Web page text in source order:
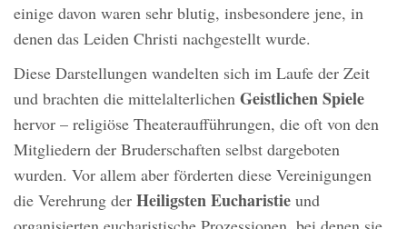
einige davon waren sehr blutig, insbesondere jene, in
denen das Leiden Christi nachgestellt wurde.
Diese Darstellungen wandelten sich im Laufe der Zeit
und brachten die mittelalterlichen Geistlichen Spiele
hervor – religiöse Theateraufführungen, die oft von den
Mitgliedern der Bruderschaften selbst dargeboten
wurden. Vor allem aber förderten diese Vereinigungen
die Verehrung der Heiligsten Eucharistie und